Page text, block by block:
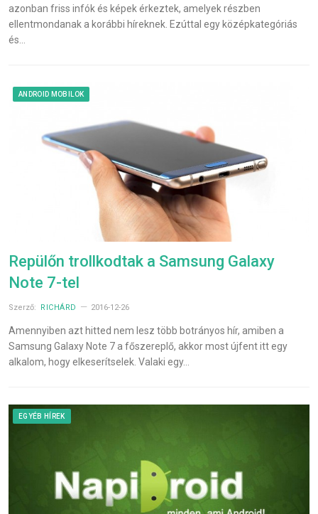
azonban friss infók és képek érkeztek, amelyek részben
ellentmondanak a korábbi híreknek. Ezúttal egy középkategóriás
és…
ANDROID MOBILOK
Repülőn trollkodtak a Samsung Galaxy
Note 7-tel
Szerző: RICHÁRD 2016-12-26
Amennyiben azt hitted nem lesz több botrányos hír, amiben a
Samsung Galaxy Note 7 a főszereplő, akkor most újfent itt egy
alkalom, hogy elkeserítselek. Valaki egy…
EGYÉB HÍREK